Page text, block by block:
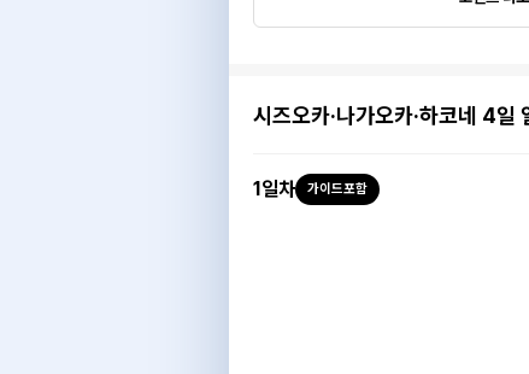
시즈오카·나가오카·하코네 4일
1일차 가이드포함